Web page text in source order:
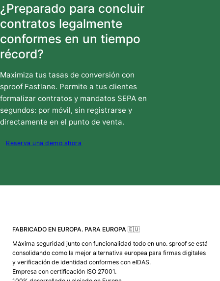
¿Preparado para concluir
contratos legalmente
conformes en un tiempo
récord?
Maximiza tus tasas de conversión con
sproof Fastlane. Permite a tus clientes
formalizar contratos y mandatos SEPA en
segundos: por móvil, sin registrarse y
directamente en el punto de venta.
Reserva una demo ahora
FABRICADO EN EUROPA. PARA EUROPA 🇪🇺
Máxima seguridad junto con funcionalidad todo en uno. sproof se está
consolidando como la mejor alternativa europea para firmas digitales
y verificación de identidad conformes con eIDAS.
Empresa con certificación ISO 27001.